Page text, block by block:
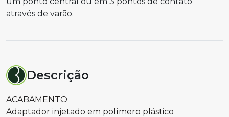
através de varão.
Descrição
ACABAMENTO
Adaptador injetado em polímero plástico